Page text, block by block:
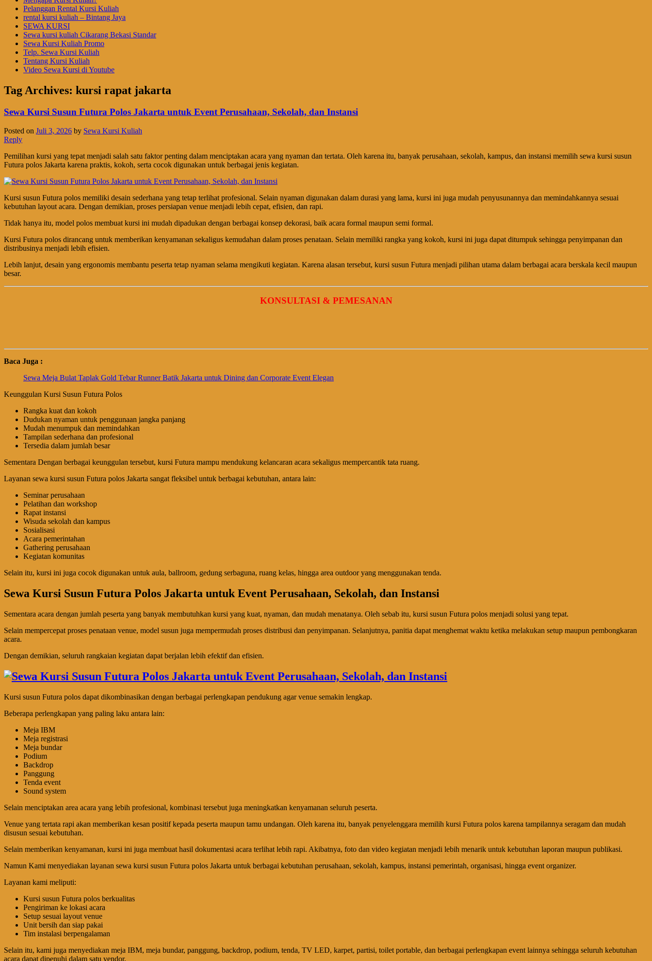
Pelanggan Rental Kursi Kuliah
rental kursi kuliah – Bintang Jaya
SEWA KURSI
Sewa kursi kuliah Cikarang Bekasi Standar
Sewa Kursi Kuliah Promo
Telp. Sewa Kursi Kuliah
Tentang Kursi Kuliah
Video Sewa Kursi di Youtube
Tag Archives: kursi rapat jakarta
Sewa Kursi Susun Futura Polos Jakarta untuk Event Perusahaan, Sekolah, dan Instansi
Posted on Juli 3, 2026 by Sewa Kursi Kuliah
Reply
Pemilihan kursi yang tepat menjadi salah satu faktor penting dalam menciptakan acara yang nyaman dan tertata. Oleh karena itu, banyak perusahaan, sekolah, kampus, dan instansi memilih sewa kursi susun
Futura polos Jakarta karena praktis, kokoh, serta cocok digunakan untuk berbagai jenis kegiatan.
Kursi susun Futura polos memiliki desain sederhana yang tetap terlihat profesional. Selain nyaman digunakan dalam durasi yang lama, kursi ini juga mudah penyusunannya dan memindahkannya sesuai
kebutuhan layout acara. Dengan demikian, proses persiapan venue menjadi lebih cepat, efisien, dan rapi.
Tidak hanya itu, model polos membuat kursi ini mudah dipadukan dengan berbagai konsep dekorasi, baik acara formal maupun semi formal.
Kursi Futura polos dirancang untuk memberikan kenyamanan sekaligus kemudahan dalam proses penataan. Selain memiliki rangka yang kokoh, kursi ini juga dapat ditumpuk sehingga penyimpanan dan
distribusinya menjadi lebih efisien.
Lebih lanjut, desain yang ergonomis membantu peserta tetap nyaman selama mengikuti kegiatan. Karena alasan tersebut, kursi susun Futura menjadi pilihan utama dalam berbagai acara berskala kecil maupun
besar.
KONSULTASI & PEMESANAN
Baca Juga :
Sewa Meja Bulat Taplak Gold Tebar Runner Batik Jakarta untuk Dining dan Corporate Event Elegan
Keunggulan Kursi Susun Futura Polos
Rangka kuat dan kokoh
Dudukan nyaman untuk penggunaan jangka panjang
Mudah menumpuk dan memindahkan
Tampilan sederhana dan profesional
Tersedia dalam jumlah besar
Sementara Dengan berbagai keunggulan tersebut, kursi Futura mampu mendukung kelancaran acara sekaligus mempercantik tata ruang.
Layanan sewa kursi susun Futura polos Jakarta sangat fleksibel untuk berbagai kebutuhan, antara lain:
Seminar perusahaan
Pelatihan dan workshop
Rapat instansi
Wisuda sekolah dan kampus
Sosialisasi
Acara pemerintahan
Gathering perusahaan
Kegiatan komunitas
Selain itu, kursi ini juga cocok digunakan untuk aula, ballroom, gedung serbaguna, ruang kelas, hingga area outdoor yang menggunakan tenda.
Sewa Kursi Susun Futura Polos Jakarta untuk Event Perusahaan, Sekolah, dan Instansi
Sementara acara dengan jumlah peserta yang banyak membutuhkan kursi yang kuat, nyaman, dan mudah menatanya. Oleh sebab itu, kursi susun Futura polos menjadi solusi yang tepat.
Selain mempercepat proses penataan venue, model susun juga mempermudah proses distribusi dan penyimpanan. Selanjutnya, panitia dapat menghemat waktu ketika melakukan setup maupun pembongkaran
acara.
Dengan demikian, seluruh rangkaian kegiatan dapat berjalan lebih efektif dan efisien.
Kursi susun Futura polos dapat dikombinasikan dengan berbagai perlengkapan pendukung agar venue semakin lengkap.
Beberapa perlengkapan yang paling laku antara lain:
Meja IBM
Meja registrasi
Meja bundar
Podium
Backdrop
Panggung
Tenda event
Sound system
Selain menciptakan area acara yang lebih profesional, kombinasi tersebut juga meningkatkan kenyamanan seluruh peserta.
Venue yang tertata rapi akan memberikan kesan positif kepada peserta maupun tamu undangan. Oleh karena itu, banyak penyelenggara memilih kursi Futura polos karena tampilannya seragam dan mudah
disusun sesuai kebutuhan.
Selain memberikan kenyamanan, kursi ini juga membuat hasil dokumentasi acara terlihat lebih rapi. Akibatnya, foto dan video kegiatan menjadi lebih menarik untuk kebutuhan laporan maupun publikasi.
Namun Kami menyediakan layanan sewa kursi susun Futura polos Jakarta untuk berbagai kebutuhan perusahaan, sekolah, kampus, instansi pemerintah, organisasi, hingga event organizer.
Layanan kami meliputi:
Kursi susun Futura polos berkualitas
Pengiriman ke lokasi acara
Setup sesuai layout venue
Unit bersih dan siap pakai
Tim instalasi berpengalaman
Selain itu, kami juga menyediakan meja IBM, meja bundar, panggung, backdrop, podium, tenda, TV LED, karpet, partisi, toilet portable, dan berbagai perlengkapan event lainnya sehingga seluruh kebutuhan
acara dapat dipenuhi dalam satu vendor.